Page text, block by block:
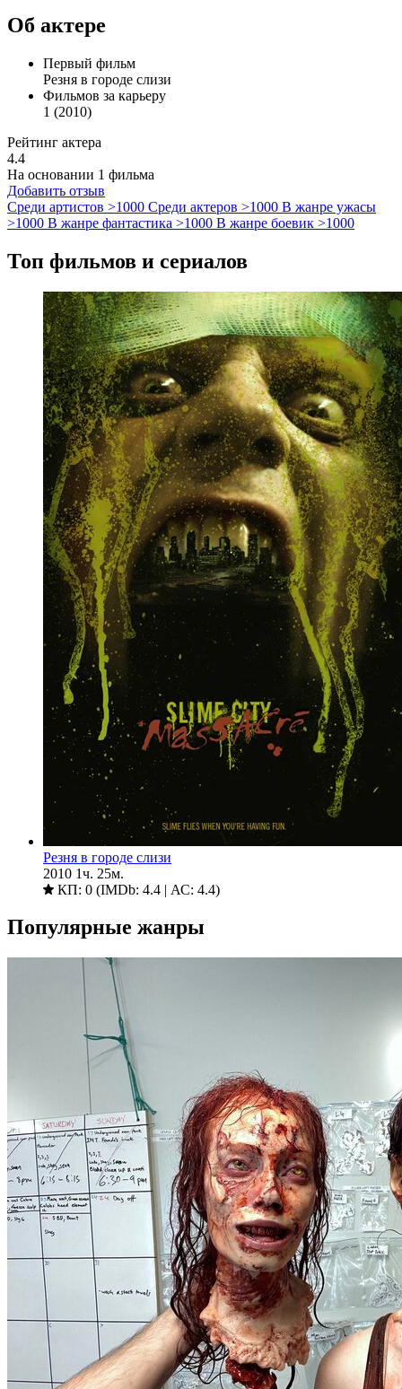
Об актере
Первый фильм
Резня в городе слизи
Фильмов за карьеру
1 (2010)
Рейтинг актера
4.4
На основании 1 фильма
Добавить отзыв
Среди артистов >1000 Среди актеров >1000 В жанре ужасы
>1000 В жанре фантастика >1000 В жанре боевик >1000
Топ фильмов и сериалов
Резня в городе слизи
2010 1ч. 25м.
КП: 0 (IMDb: 4.4 | АС: 4.4)
Популярные жанры